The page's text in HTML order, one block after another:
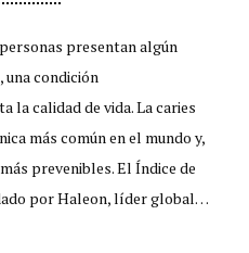
presentan algún
una condición
la calidad de vida. La caries
más común en el mundo y,
prevenibles. El Índice de
por Haleon, líder global…